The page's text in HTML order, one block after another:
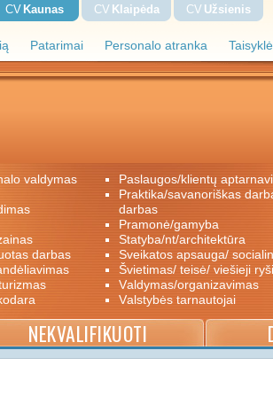
Patarimai Personalo atranka
CV Kaunas CV Klaipėda CV Užsienis
valdymas
darbas
paslaugos/klientų
praktika/savanoriškas darbas/papildomas
darbas
pramonė/gamyba
statyba/nt/architektūra
sveikatos apsauga/
švietimas/ teisė/ viešieji
valdymas/organizavimas
valstybės tarnautojai
NEKVALIFIKUOTI